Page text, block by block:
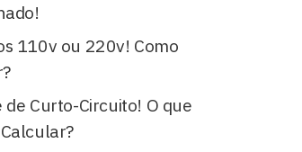
110v ou 220v! Como
de Curto-Circuito! O que